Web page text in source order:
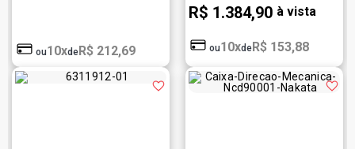
ou10xdeR$ 212,69
R$ 1.384,90 à vista
ou10xdeR$ 153,88